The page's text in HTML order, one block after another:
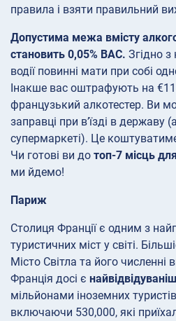
правила і взяти правильний
Допустима межа вмісту
становить 0,05% BAC. Згідно
водії повинні мати при собі
Інакше вас оштрафують на
французький алкотестер. Ви
заправці при в’їзді в державу
супермаркеті). Це
Чи готові ви до топ-7 місць
ми йдемо!
Париж
Столиця Франції є одним з
туристичних міст у світі.
Місто Світла та його численні
Франція досі є
мільйонами іноземних
включаючи 530,000, які